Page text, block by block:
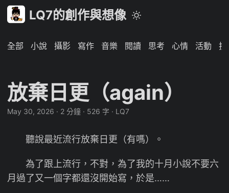
LQ7的創作與想像
全部 小說 攝影 寫作 音樂 閱讀 思考 心情 活動 技
放棄日更（again）
May 30, 2026 · 2 分鐘 · 526 字 · LQ7
聽說最近流行放棄日更（有嗎）。
為了跟上流行，不對，為了我的十月小說不要六
月過了又一個字都還沒開始寫，於是……